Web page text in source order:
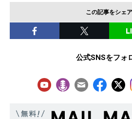
この記事をシェア
公式SNSをフォ